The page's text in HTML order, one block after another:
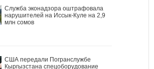
Служба эконадзора оштрафовала
нарушителей на Иссык-Куле на 2,9
млн сомов
США передали Погранслужбе
Кыргызстана спецоборудование